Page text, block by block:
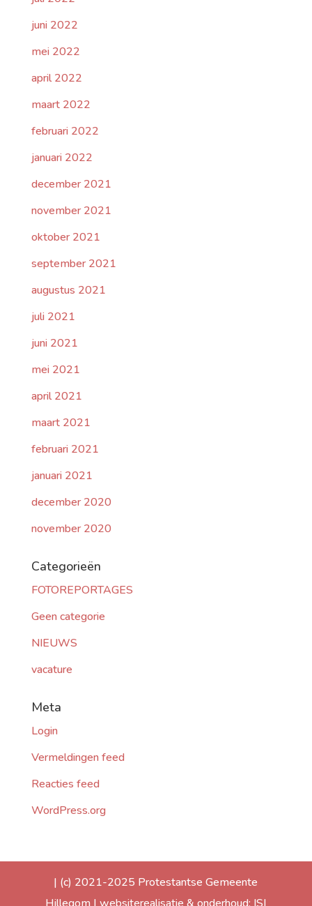
juni 2022
mei 2022
april 2022
maart 2022
februari 2022
januari 2022
december 2021
november 2021
oktober 2021
september 2021
augustus 2021
juli 2021
juni 2021
mei 2021
april 2021
maart 2021
februari 2021
januari 2021
december 2020
november 2020
Categorieën
FOTOREPORTAGES
Geen categorie
NIEUWS
vacature
Meta
Login
Vermeldingen feed
Reacties feed
WordPress.org
| (c) 2021-2025 Protestantse Gemeente